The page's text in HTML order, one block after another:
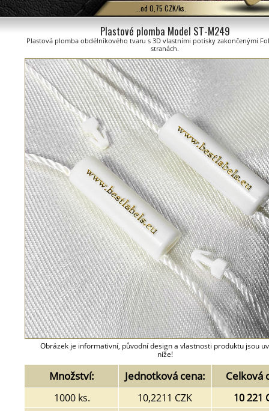
...od 0,75 CZK/ks.
Plastové plomba Model ST-M249
Plastová plomba obdélníkového tvaru s 3D vlastními potisky zakončenými
stranách.
Obrázek je informativní, původní design a vlastnosti produktu jsou
níže!
Množství: Jednotková cena: Celková
1000 ks. 10,2211 CZK
10 221